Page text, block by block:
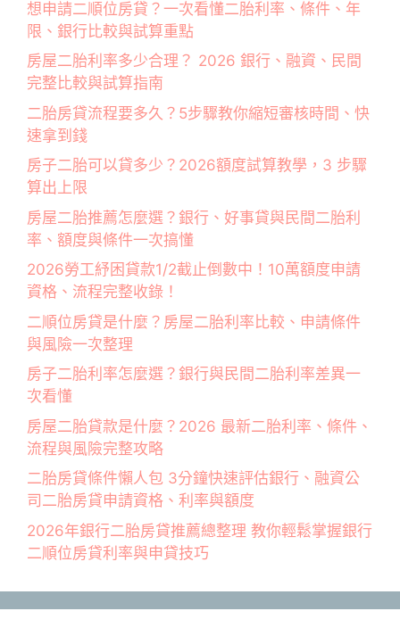
想申請二順位房貸？一次看懂二胎利率、條件、年
限、銀行比較與試算重點
房屋二胎利率多少合理？ 2026 銀行、融資、民間
完整比較與試算指南
二胎房貸流程要多久？5步驟教你縮短審核時間、快
速拿到錢
房子二胎可以貸多少？2026額度試算教學，3 步驟
算出上限
房屋二胎推薦怎麼選？銀行、好事貸與民間二胎利
率、額度與條件一次搞懂
2026勞工紓困貸款1/2截止倒數中！10萬額度申請
資格、流程完整收錄！
二順位房貸是什麼？房屋二胎利率比較、申請條件
與風險一次整理
房子二胎利率怎麼選？銀行與民間二胎利率差異一
次看懂
房屋二胎貸款是什麼？2026 最新二胎利率、條件、
流程與風險完整攻略
二胎房貸條件懶人包 3分鐘快速評估銀行、融資公
司二胎房貸申請資格、利率與額度
2026年銀行二胎房貸推薦總整理 教你輕鬆掌握銀行
二順位房貸利率與申貸技巧